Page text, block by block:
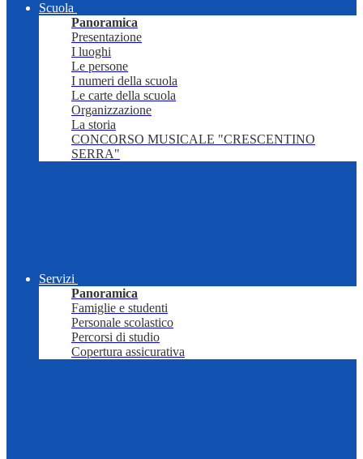
Scuola
Panoramica
Presentazione
I luoghi
Le persone
I numeri della scuola
Le carte della scuola
Organizzazione
La storia
CONCORSO MUSICALE "CRESCENTINO
SERRA"
Servizi
Panoramica
Famiglie e studenti
Personale scolastico
Percorsi di studio
Copertura assicurativa